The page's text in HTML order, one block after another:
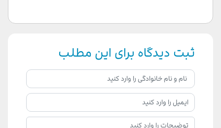
ثبت دیدگاه برای این مطلب